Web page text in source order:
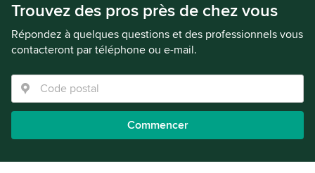
Trouvez des pros près de chez vous
Répondez à quelques questions et des professionnels vous
contacteront par téléphone ou e-mail.
Commencer